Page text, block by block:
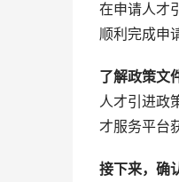
在申请人才
顺利完成申
了解政策文
人才引进政
才服务平台
接下来，确